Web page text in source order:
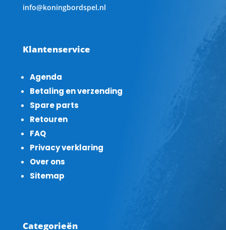
info@koningbordspel.nl
Klantenservice
Agenda
Betaling en verzending
Spare parts
Retouren
FAQ
Privacy verklaring
Over ons
Sitemap
Categorieën